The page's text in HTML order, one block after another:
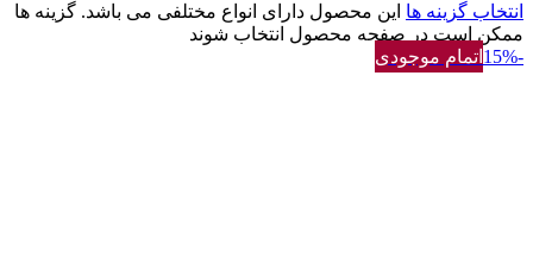
انتخاب گزینه ها این محصول دارای انواع مختلفی می باشد. گزینه ها
ممکن است در صفحه محصول انتخاب شوند
-15%
اتمام موجودی